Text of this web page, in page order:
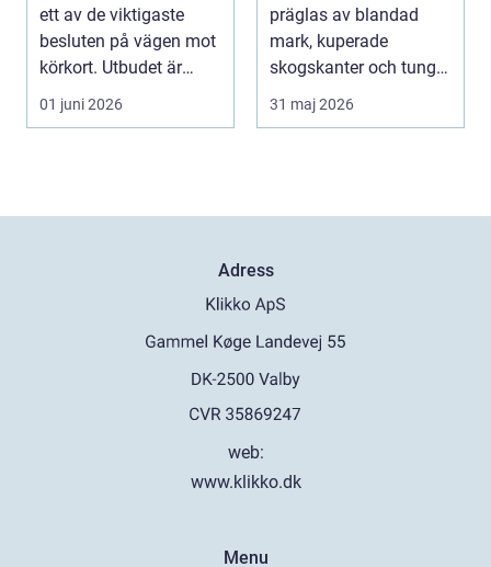
ett av de viktigaste
besluten på vägen mot
körkort. Utbudet är
stort, prise...
01 juni 2026
präglas av blandad
mark, kuperade
skogskanter och tunga
arbetsmoment.
Däckva...
31 maj 2026
Adress
web:
www.klikko.dk
Menu